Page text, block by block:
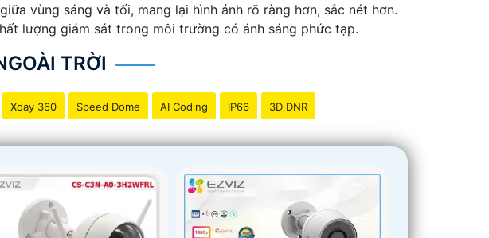
vùng sáng và tối, mang lại hình ảnh rõ ràng hơn, sắc nét hơn.
lượng giám sát trong môi trường có ánh sáng phức tạp.
TRỜI
Xoay 360 Speed Dome AI Coding IP66 3D DNR